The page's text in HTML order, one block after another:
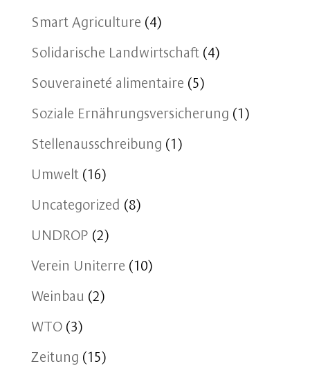
Smart Agriculture (4)
Solidarische Landwirtschaft (4)
Souveraineté alimentaire (5)
Soziale Ernährungsversicherung (1)
Stellenausschreibung (1)
Umwelt (16)
Uncategorized (8)
UNDROP (2)
Verein Uniterre (10)
Weinbau (2)
WTO(3)
Zeitung (15)